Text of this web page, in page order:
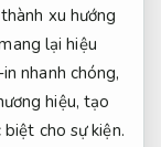
xu hướng
lại hiệu
nhanh chóng,
hiệu, tạo
cho sự kiện.